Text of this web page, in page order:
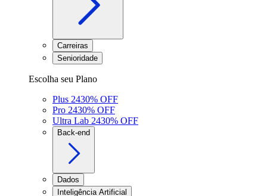
Carreiras
Senioridade
Escolha seu Plano
Plus 2430% OFF
Pro 2430% OFF
Ultra Lab 2430% OFF
Back-end
Dados
Inteligência Artificial